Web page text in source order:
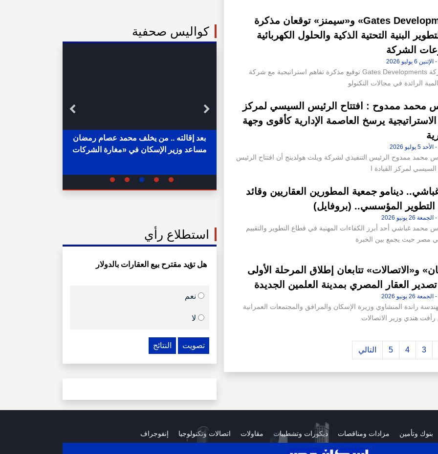
«Gates Developments» و«سيمنز» توقعان مذكرة
البنية التحتية الذكية والحلول الكهربائية
الشركة
أعلنت شركة Gates Developments توقيع مذكرة تفاهم استراتيجية مع شركة
الرائدة في مجالات التكنولو
محمد ممدوح : افتتاح الرئيس السيسي لمركز
الاستراتيجية يرسخ العاصمة الإدارية كأقوى وجهة
محمد ممدوح الرئيس التنفيذي لشركة ويلث هولدينج أن افتتاح الرئيس
السيسي لمركز القيادة ا
دينامو جمعية المطورين العقاريين وقائد
المؤسسي.. (بروفايل)
محمد غباشي أحد أبرز الكفاءات المهنية في قطاع التطوير والتقييم
مصر حيث يجمع بين الخبرة
و«الاتصالات» تتابعان إطلاق المرحلة الأولى
العقار المصري بمدينة العلمين الجديدة
راندة المنشاوي وزيرة الإسكان والمرافق والمجتمعات العمرانية
هندي وزير الاتصالات
3
4
5 التالي
كواليس صحفية
42 فدانا من أرض جاردن
«ملاذ
10:46 م - الجمعة 14 يوليو 2023
بعد إقالته .. من يخلف محمد عصام رمضان
مساعد وزير الإسكان في «مغارة الشركات
استطلاع رأي
هل تؤيد مقترح بيع العقارات بالدولار
نعم
لا
تصويت النتائج
بنوك وتأمين مزادات ومناقصات ديكورات وتشطيبات مقاولات اتصالات وتكنولوجيا إنفوجراف